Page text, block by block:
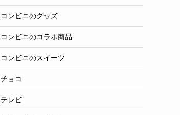
コンビニのグッズ
コンビニのコラボ商品
コンビニのスイーツ
チョコ
テレビ